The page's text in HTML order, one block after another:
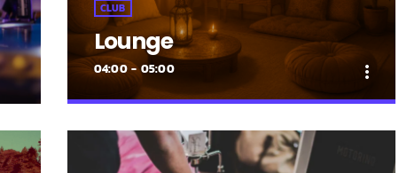
CLUB
Lounge
04:00 - 05:00 more_vert
Lounge
Hora de desconectar de todo